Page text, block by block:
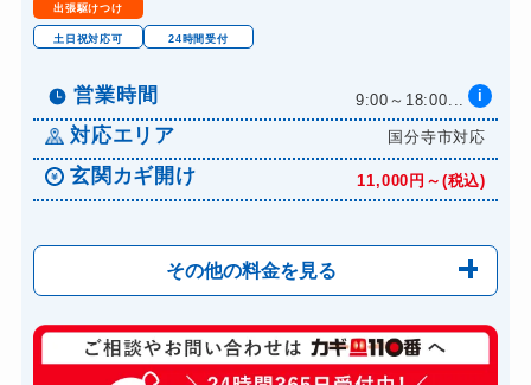
出張駆けつけ
土日祝対応可 24時間受付
営業時間 9:00～18:00... i
対応エリア 国分寺市対応
玄関カギ開け 11,000円～(税込)
その他の料金を見る
玄関カギ修理 6,600円～(税込)